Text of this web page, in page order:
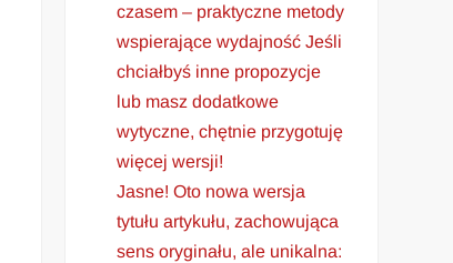
czasem – praktyczne metody
wspierające wydajność Jeśli
chciałbyś inne propozycje
lub masz dodatkowe
wytyczne, chętnie przygotuję
więcej wersji!
Jasne! Oto nowa wersja
tytułu artykułu, zachowująca
sens oryginału, ale unikalna: